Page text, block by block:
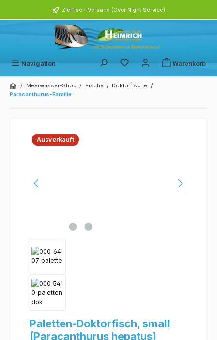
Zierfisch-Versand (Over Night Service)
Navigation Warenkorb
/ Meerwasser-Shop / Fische / Doktorfische /
Paracanthurus-Familie
Bildergalerie überspringen
Ausverkauft
Paletten-Doktorfisch, small
(Paracanthurus hepatus)